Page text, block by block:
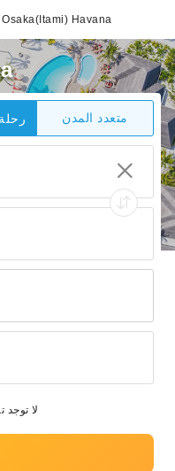
Osaka(Itami) Havana
متعدد المدن
*لا توجد